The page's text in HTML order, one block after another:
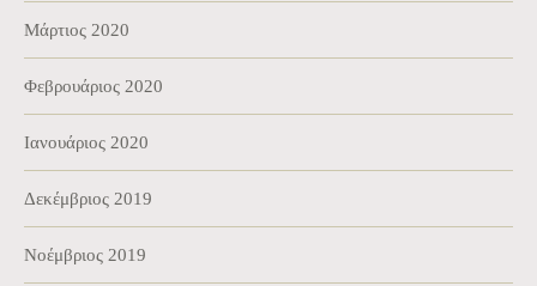
Μάρτιος 2020
Φεβρουάριος 2020
Ιανουάριος 2020
Δεκέμβριος 2019
Νοέμβριος 2019